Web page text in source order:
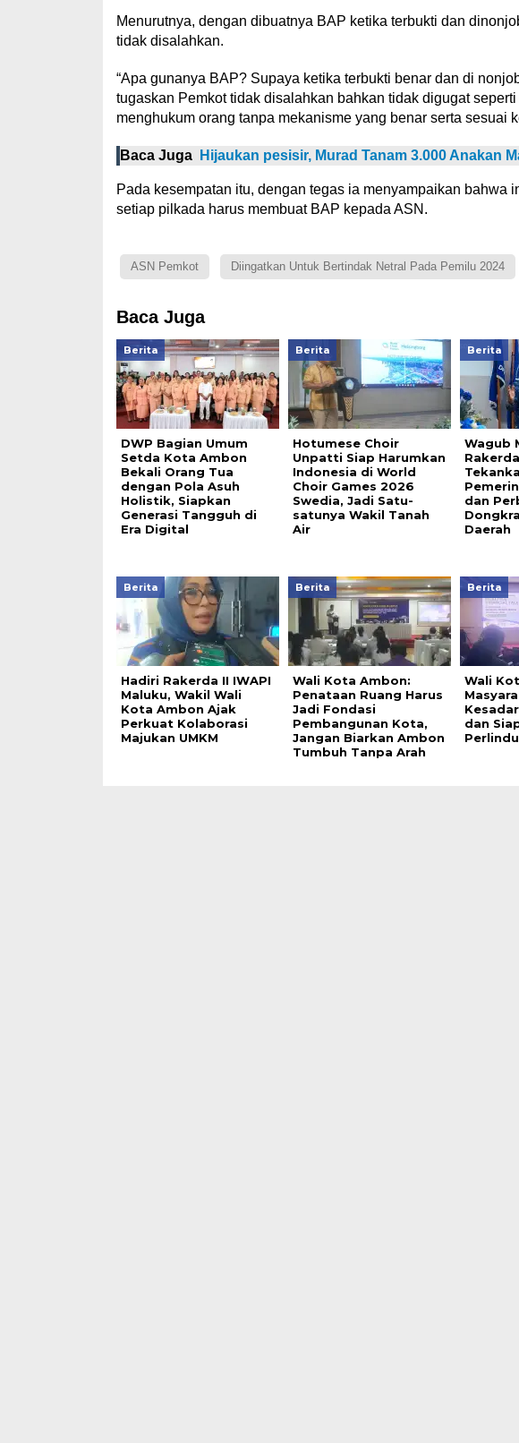
Menurutnya, dengan dibuatnya BAP ketika terbukti dan
tidak disalahkan.
“Apa gunanya BAP? Supaya ketika terbukti benar dan di
tugaskan Pemkot tidak disalahkan bahkan tidak digugat
menghukum orang tanpa mekanisme yang benar serta sesuai
Baca Juga Hijaukan pesisir, Murad Tanam 3.000 Anakan
Pada kesempatan itu, dengan tegas ia menyampaikan bahwa
setiap pilkada harus membuat BAP kepada ASN.
ASN Pemkot Diingatkan Untuk Bertindak Netral Pada Pemilu 2024
Baca Juga
Berita
DWP Bagian Umum
Setda Kota Ambon
Bekali Orang Tua
dengan Pola Asuh
Holistik, Siapkan
Generasi Tangguh di
Era Digital
Berita
Hotumese Choir
Unpatti Siap Harumkan
Indonesia di World
Choir Games 2026
Swedia, Jadi Satu-
satunya Wakil Tanah
Air
Berita
Wagub
dan
Daerah
Berita
Hadiri Rakerda II IWAPI
Maluku, Wakil Wali
Kota Ambon Ajak
Perkuat Kolaborasi
Majukan UMKM
Berita
Wali Kota Ambon:
Penataan Ruang Harus
Jadi Fondasi
Pembangunan Kota,
Jangan Biarkan Ambon
Tumbuh Tanpa Arah
Berita
Wali
dan